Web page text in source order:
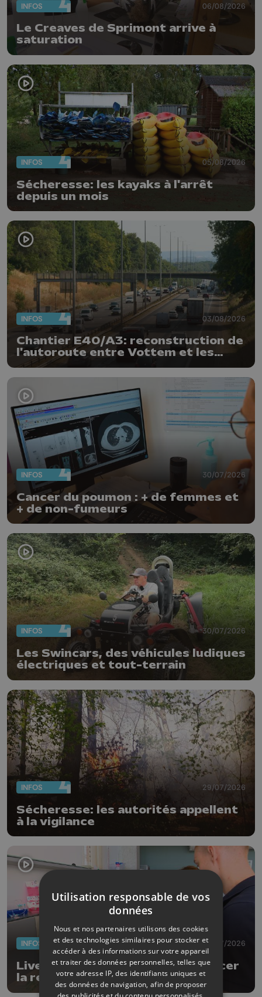
INFOS 06/08/2026
Le Creaves de Sprimont arrive à
saturation
INFOS 05/08/2026
Sécheresse: les kayaks à l'arrêt
depuis un mois
INFOS 03/08/2026
Chantier E40/A3: reconstruction de
l'autoroute entre Vottem et les
Hauts-Sarts en direction d'Aix
INFOS 30/07/2026
Cancer du poumon : + de femmes et
+ de non-fumeurs
INFOS 30/07/2026
Les Swincars, des véhicules ludiques
électriques et tout-terrain
INFOS 29/07/2026
Sécheresse: les autorités appellent
à la vigilance
INFOS 29/07/2026
LiveDrop : la goutte qui fait avancer
la recherche
Utilisation responsable de vos
données
Nous et nos partenaires utilisons des cookies
et des technologies similaires pour stocker et
accéder à des informations sur votre appareil
et traiter des données personnelles, telles que
votre adresse IP, des identifiants uniques et
des données de navigation, afin de proposer